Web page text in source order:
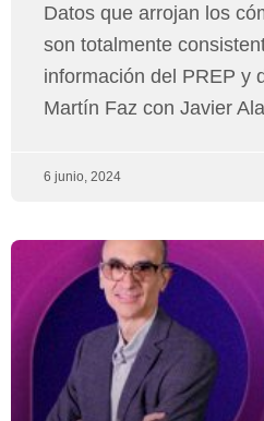
Datos que arrojan los
son totalmente
información del PREP y
Martín Faz con Javier
6 junio, 2024